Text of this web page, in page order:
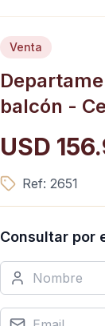
Venta
balcón -
USD
Ref:2651
Consultar por